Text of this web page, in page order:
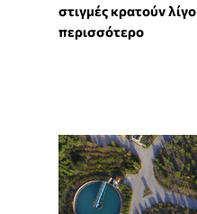
στιγμές κρατούν λίγο
περισσότερο